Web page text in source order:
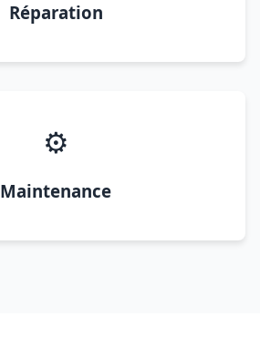
Réparation
⚙️
Maintenance